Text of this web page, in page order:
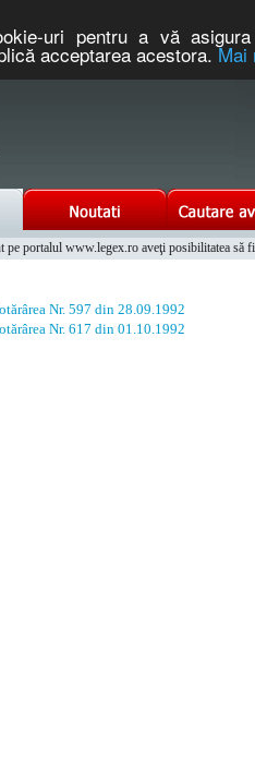
uri pentru a vă
acceptarea acestora.Mai
pe portalul www.legex.ro aveţi posibilitatea să
Nr. 597 din 28.09.1992
Nr. 617 din 01.10.1992